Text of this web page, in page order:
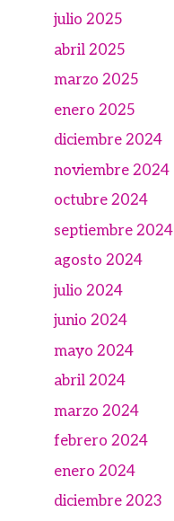
julio 2025
abril 2025
marzo 2025
enero 2025
diciembre 2024
noviembre 2024
octubre 2024
septiembre 2024
agosto 2024
julio 2024
junio 2024
mayo 2024
abril 2024
marzo 2024
febrero 2024
enero 2024
diciembre 2023